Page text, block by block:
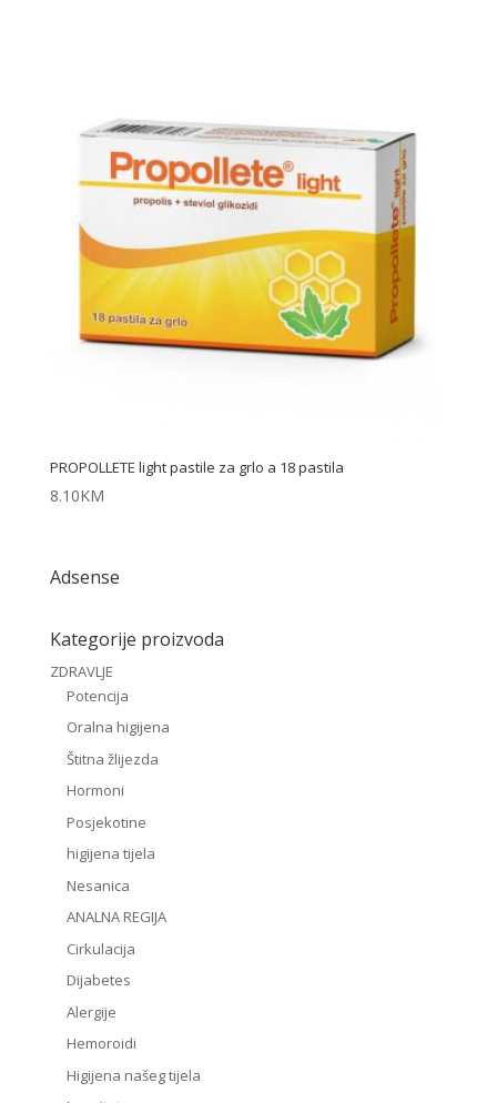
PROPOLLETE light pastile za grlo a 18 pastila
8.10KM
Adsense
Kategorije proizvoda
ZDRAVLJE
Potencija
Oralna higijena
Štitna žlijezda
Hormoni
Posjekotine
higijena tijela
Nesanica
ANALNA REGIJA
Cirkulacija
Dijabetes
Alergije
Hemoroidi
Higijena našeg tijela